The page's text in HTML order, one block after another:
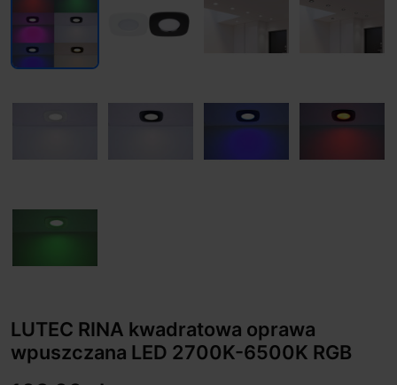
LUTEC RINA kwadratowa oprawa
wpuszczana LED 2700K-6500K RGB